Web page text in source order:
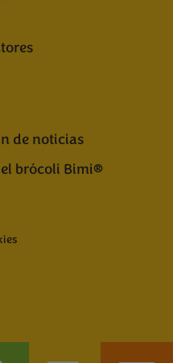
de noticias
brócoli Bimi®